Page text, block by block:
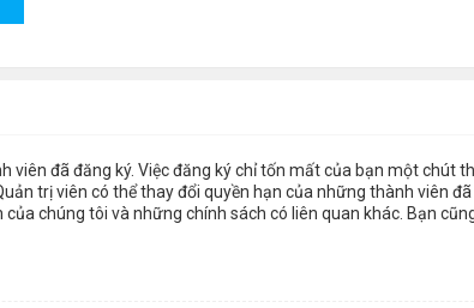
viên đã đăng ký. Việc đăng ký chỉ tốn mất của bạn một chút
trị viên có thể thay đổi quyền hạn của những thành viên
chúng tôi và những chính sách có liên quan khác. Bạn